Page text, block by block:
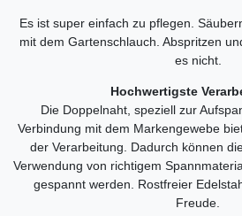
Es ist super einfach zu pflegen.
mit dem Gartenschlauch. Abspritzen
es nicht.
Hochwertigste
Die Doppelnaht, speziell zur
Verbindung mit dem Markengewebe
der Verarbeitung. Dadurch können
Verwendung von richtigem
gespannt werden. Rostfreier
Freude.